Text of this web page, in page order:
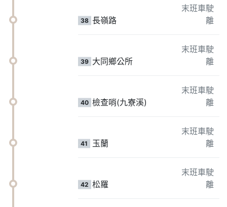
38 長嶺路
末班車駛
離
39 大同鄉公所
末班車駛
離
40 檢查哨(九寮溪)
末班車駛
離
41 玉蘭
末班車駛
離
42 松羅
末班車駛
離